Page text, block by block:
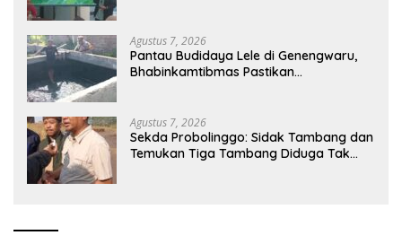
Agustus 7, 2026
Pantau Budidaya Lele di Genengwaru,
Bhabinkamtibmas Pastikan
Agustus 7, 2026
Sekda Probolinggo: Sidak Tambang dan
Temukan Tiga Tambang Diduga Tak